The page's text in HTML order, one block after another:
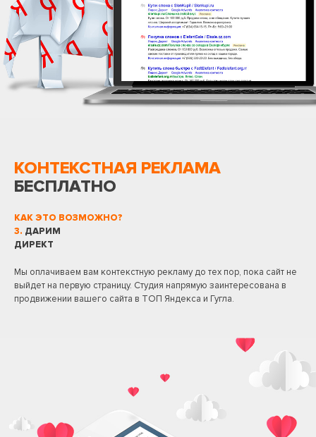
КОНТЕКСТНАЯ РЕКЛАМА
БЕСПЛАТНО
КАК ЭТО ВОЗМОЖНО?
3. ДАРИМ
ДИРЕКТ
Мы оплачиваем вам контекстную рекламу до тех пор, пока сайт не
выйдет на первую страницу. Студия напрямую заинтересована в
продвижении вашего сайта в ТОП Яндекса и Гугла.